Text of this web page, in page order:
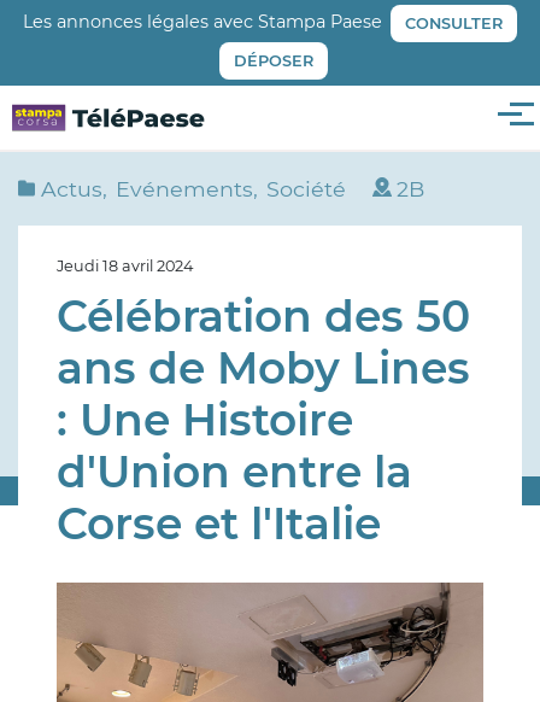
Aller
principal
Les annonces légales avec Stampa Paese CONSULTER
DÉPOSER
Actus Evénements Société 2B
Jeudi 18 avril 2024
Célébration des 50
ans de Moby Lines
: Une Histoire
d'Union entre la
Corse et l'Italie